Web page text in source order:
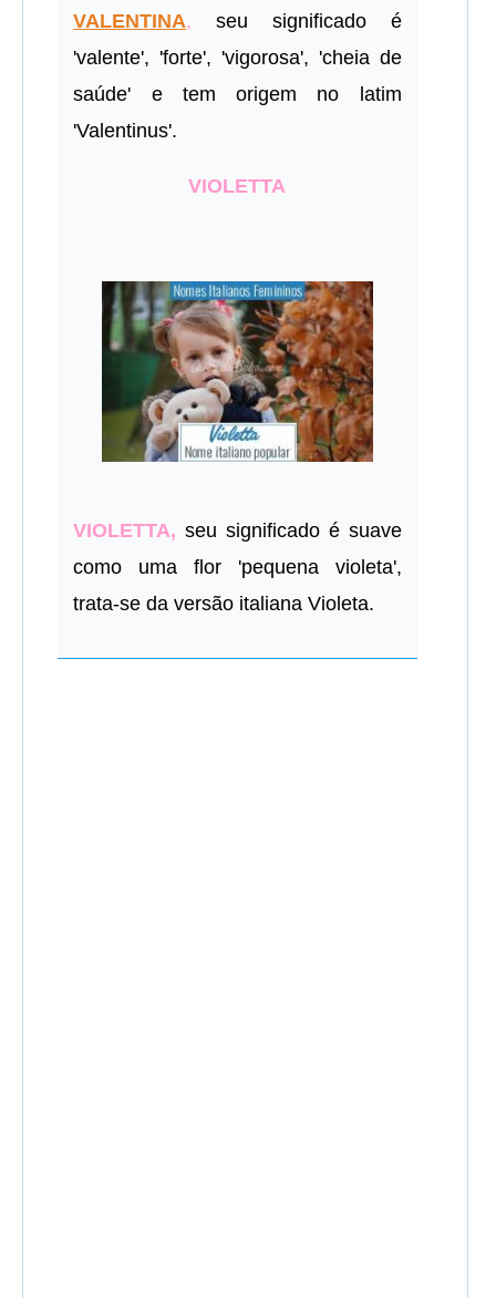
VALENTINA, seu significado é
'valente', 'forte', 'vigorosa', 'cheia de
saúde' e tem origem no latim
'Valentinus'.
VIOLETTA
VIOLETTA, seu significado é suave
como uma flor 'pequena violeta',
trata-se da versão italiana Violeta.